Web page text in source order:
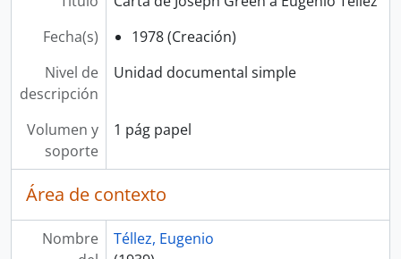
Fecha(s)
1978 (Creación)
Nivel de
descripción
Unidad documental simple
Volumen y
soporte
1 pág papel
Área de contexto
Nombre
Téllez, Eugenio